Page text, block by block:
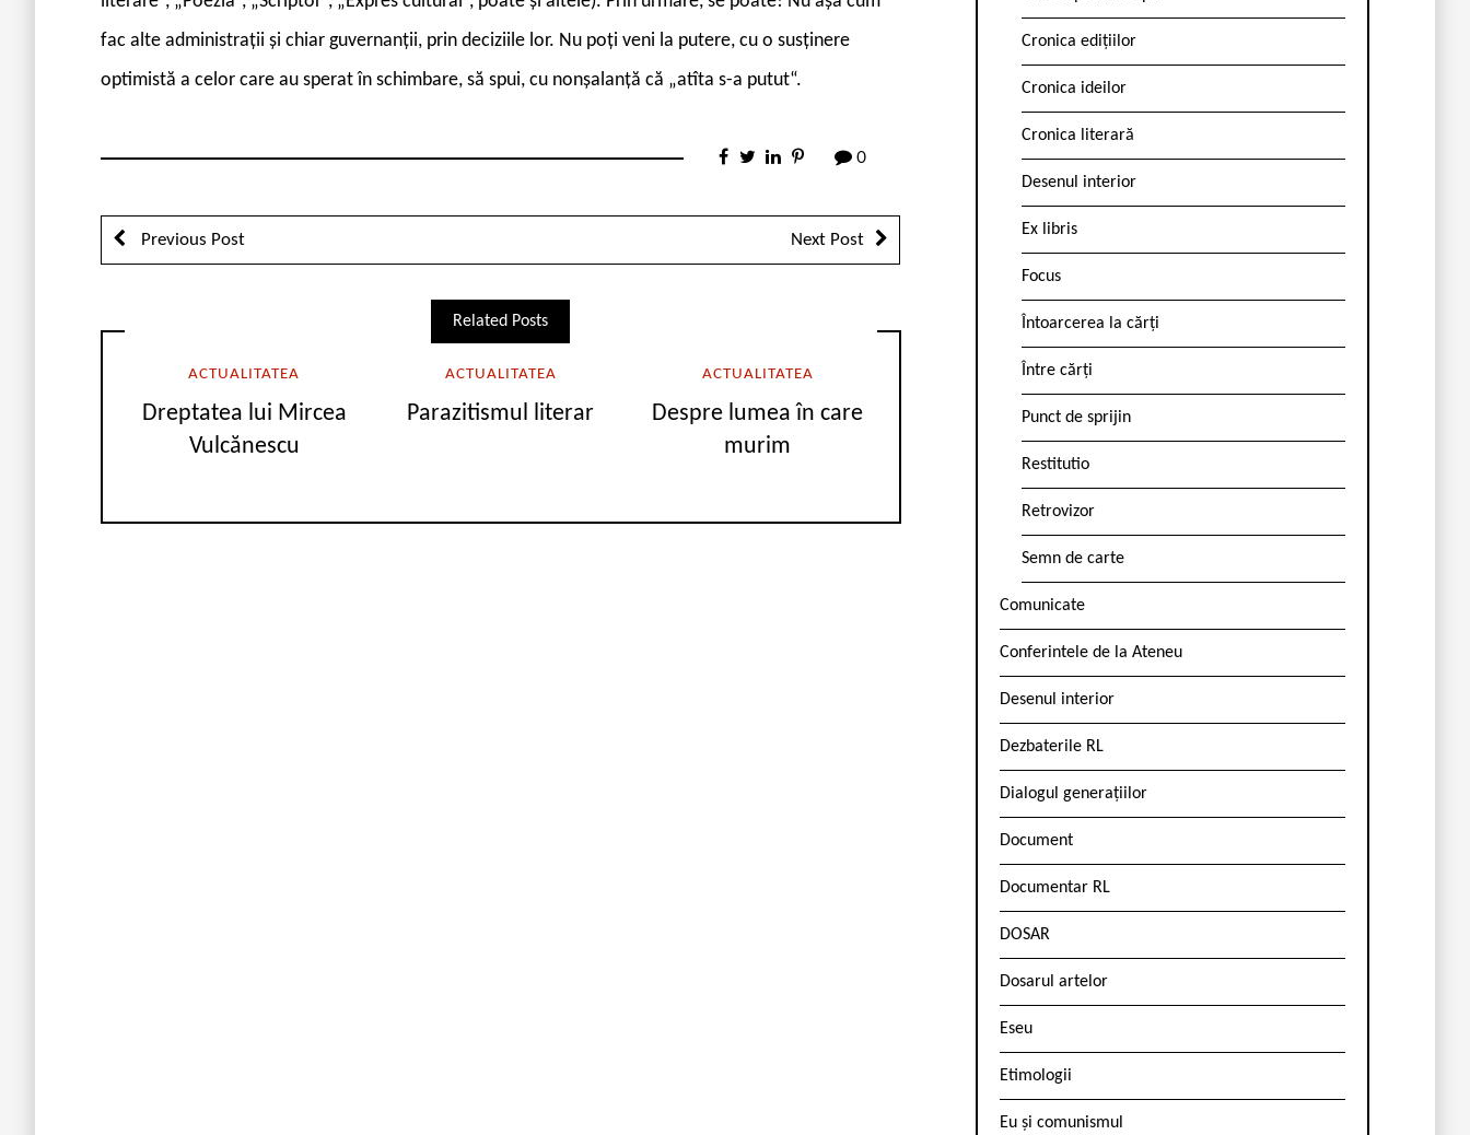
fac alte administrații și chiar guvernanții, prin deciziile lor. Nu poți veni la putere, cu o susținere
optimistă a celor care au sperat în schimbare, să spui, cu nonșalanță că „atîta s-a putut“.
0
Previous Post Next Post
Related Posts
ACTUALITATEA
Dreptatea lui Mircea
Vulcănescu
ACTUALITATEA
Parazitismul literar
ACTUALITATEA
Despre lumea în care
murim
Cronica edițiilor
Cronica ideilor
Cronica literară
Desenul interior
Ex libris
Focus
Întoarcerea la cărți
Între cărți
Punct de sprijin
Restitutio
Retrovizor
Semn de carte
Comunicate
Conferintele de la Ateneu
Desenul interior
Dezbaterile RL
Dialogul generațiilor
Document
Documentar RL
DOSAR
Dosarul artelor
Eseu
Etimologii
Eu și comunismul